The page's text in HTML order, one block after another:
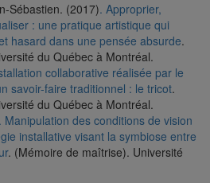
Sébastien. (2017). Approprier,
: une pratique artistique qui
hasard dans une pensée absurde.
du Québec à Montréal.
collaborative réalisée par le
savoir-faire traditionnel : le tricot.
du Québec à Montréal.
. Manipulation des conditions de vision
installative visant la symbiose entre
. (Mémoire de maîtrise). Université